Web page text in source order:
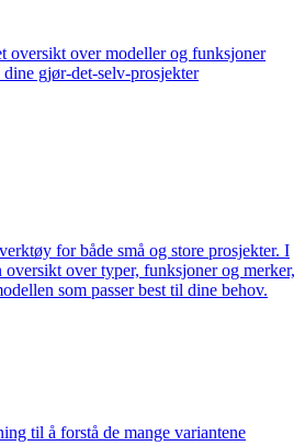
oversikt over modeller og funksjoner
gjør-det-selv-prosjekter
for både små og store prosjekter. I
over typer, funksjoner og merker,
som passer best til dine behov.
til å forstå de mange variantene